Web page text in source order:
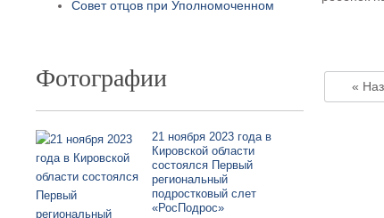
Совет отцов при Уполномоченном
Фотографии
21 ноября 2023 года в
Кировской области
состоялся Первый
региональный
подростковый слет
«РосПодрос»
«